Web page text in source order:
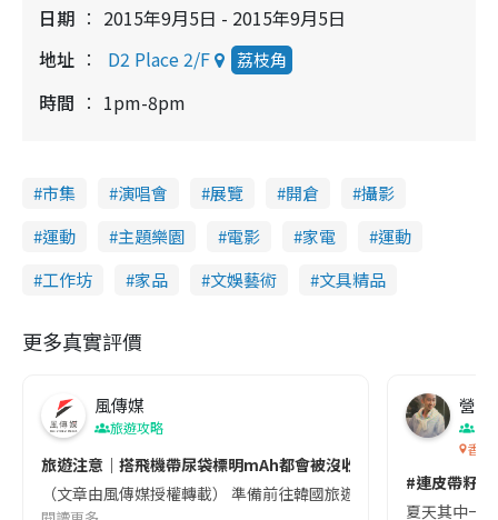
日期
2015年9月5日 - 2015年9月5日
地址
D2 Place 2/F 荔枝角
時間 1pm-8pm
市集 演唱會 展覽 開倉
攝影
運動
主題樂園 電影 家電
運動
工作坊
家品 文娛藝術 文具精品
更多真實評價
風傳媒
旅遊攻略
旅遊注意｜搭飛機帶尿袋標明mAh都會被沒收😱出發前切記檢查
（文章由風傳媒授權轉載） 準備前往韓國旅遊的民眾，近期要
營養
香港
#連皮帶籽
夏天其中一